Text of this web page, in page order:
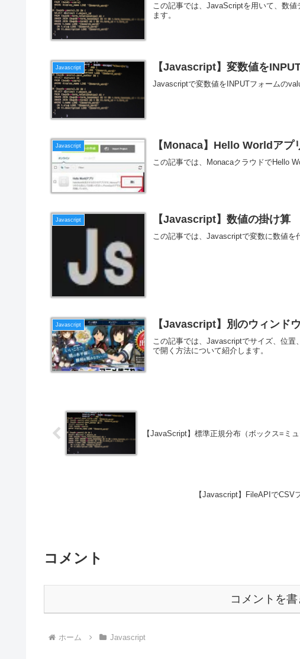
この記事では、JavaScriptを用いて、数
ます。
Javascript 【Javascript】変数値を
Javascriptで変数値をINPUTフォームの
Javascript 【Monaca】Hello Worldアプ
この記事では、MonacaクラウドでHello
Javascript 【Javascript】数値の掛け算
この記事では、Javascriptで変数に数値を
Javascript 【Javascript】別のウィンド
この記事では、Javascriptでサイズ、位置
で開く方法について紹介します。
【JavaScript】標準正規分布（ボックス=ミュ
【Javascript】FileAPIでCSV
コメント
コメントを
ホーム Javascript